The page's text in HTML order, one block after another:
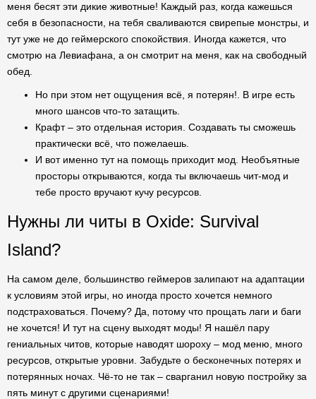
меня бесят эти дикие животные! Каждый раз, когда кажешься
себя в безопасности, на тебя сваливаются свирепые монстры, и
тут уже не до геймерского спокойствия. Иногда кажется, что
смотрю на Левиафана, а он смотрит на меня, как на свободный
обед.
Но при этом нет ощущения всё, я потерян!. В игре есть
много шансов что-то затащить.
Крафт – это отдельная история. Создавать ты сможешь
практически всё, что пожелаешь.
И вот именно тут на помощь приходит мод. Необъятные
просторы открываются, когда ты включаешь чит-мод и
тебе просто вручают кучу ресурсов.
Нужны ли читы в Oxide: Survival
Island?
На самом деле, большинство геймеров залипают на адаптации
к условиям этой игры, но иногда просто хочется немного
подстраховаться. Почему? Да, потому что прощать лаги и баги
не хочется! И тут на сцену выходят моды! Я нашёл пару
гениальных читов, которые наводят шороху – мод меню, много
ресурсов, открытые уровни. Забудьте о бесконечных потерях и
потерянных ночах. Чё-то не так – сварганил новую постройку за
пять минут с другими сценариями!